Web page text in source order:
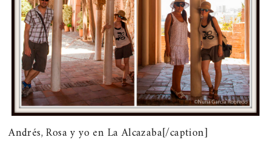
Andrés, Rosa y yo en La Alcazaba[/caption]